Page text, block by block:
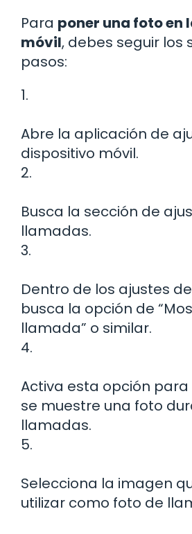
Para poner una foto en
móvil, debes seguir los
pasos:
1.
Abre la aplicación de
dispositivo móvil.
2.
Busca la sección de
llamadas.
3.
Dentro de los ajustes
busca la opción de
llamada” o similar.
4.
Activa esta opción
se muestre una foto
llamadas.
5.
Selecciona la imagen
utilizar como foto de